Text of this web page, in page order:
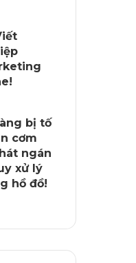
bị tố
cơm
ngán
xử lý
hồ đồ!